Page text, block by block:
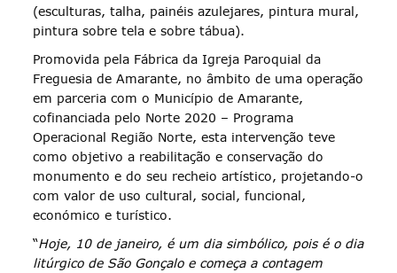
(esculturas, talha, painéis azulejares, pintura mural,
pintura sobre tela e sobre tábua).
Promovida pela Fábrica da Igreja Paroquial da
Freguesia de Amarante, no âmbito de uma operação
em parceria com o Município de Amarante,
cofinanciada pelo Norte 2020 – Programa
Operacional Região Norte, esta intervenção teve
como objetivo a reabilitação e conservação do
monumento e do seu recheio artístico, projetando-o
com valor de uso cultural, social, funcional,
económico e turístico.
“Hoje, 10 de janeiro, é um dia simbólico, pois é o dia
litúrgico de São Gonçalo e começa a contagem